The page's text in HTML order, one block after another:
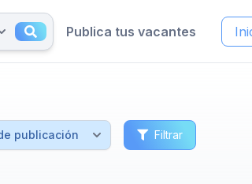
Publica tus vacantes
Filtrar